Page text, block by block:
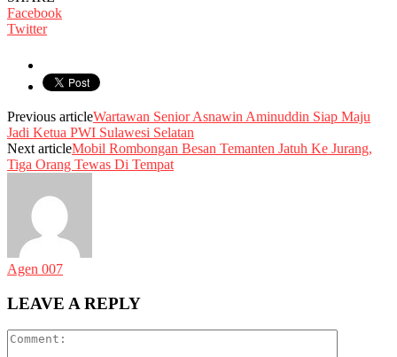
Facebook
Twitter
Previous articleWartawan Senior Asnawin Aminuddin Siap Maju
Jadi Ketua PWI Sulawesi Selatan
Next articleMobil Rombongan Besan Temanten Jatuh Ke Jurang,
Tiga Orang Tewas Di Tempat
Agen 007
LEAVE A REPLY